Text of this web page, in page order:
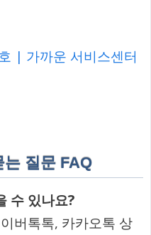
| 가까운 서비스센터
질문 FAQ
수 있나요?
버톡톡, 카카오톡 상